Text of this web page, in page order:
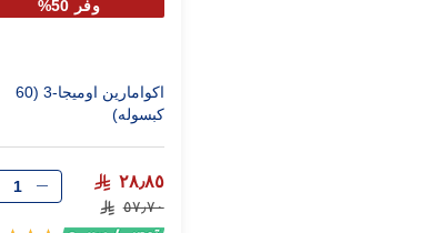
وفر 50%
اكوامارين اوميجا-3 (60
كبسوله)
٢٨٫٨٥
٥٧٫٧٠